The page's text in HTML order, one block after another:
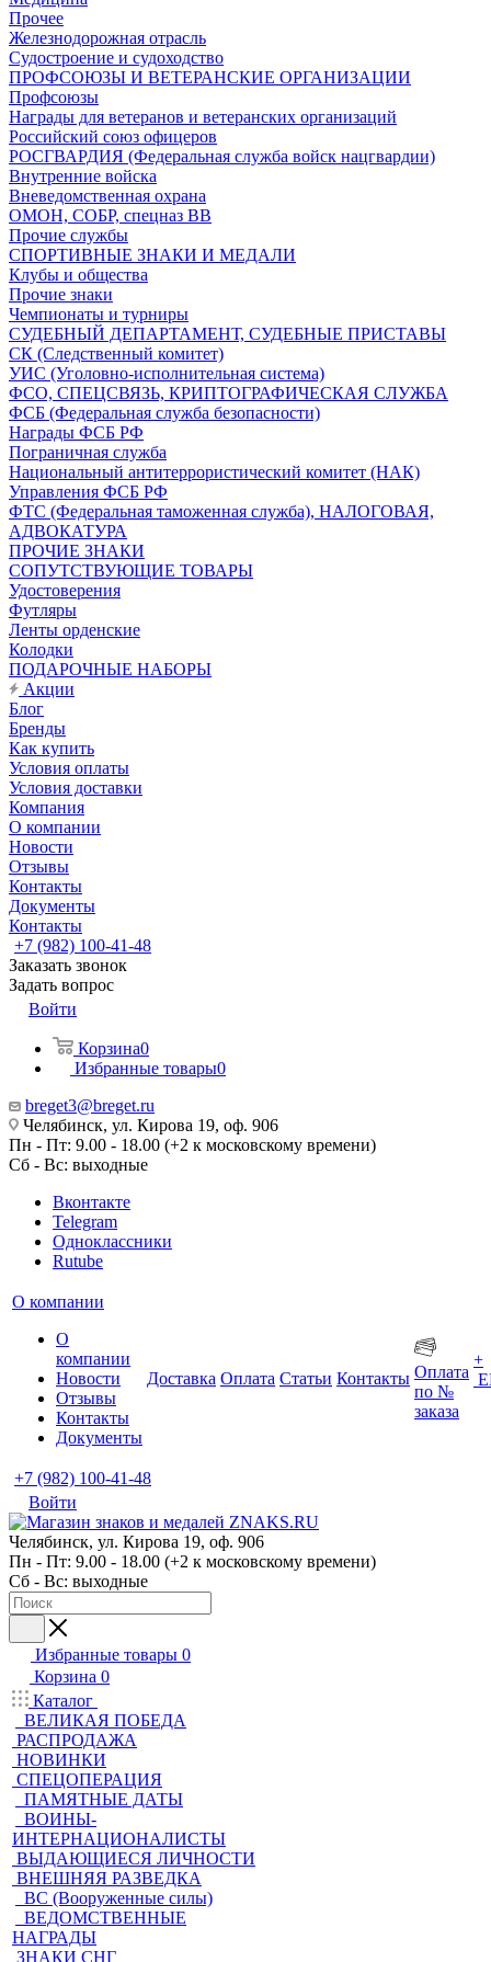
Прочее
Железнодорожная отрасль
Судостроение и судоходство
ПРОФСОЮЗЫ И ВЕТЕРАНСКИЕ ОРГАНИЗАЦИИ
Профсоюзы
Награды для ветеранов и ветеранских организаций
Российский союз офицеров
РОСГВАРДИЯ (Федеральная служба войск нацгвардии)
Внутренние войска
Вневедомственная охрана
ОМОН, СОБР, спецназ ВВ
Прочие службы
СПОРТИВНЫЕ ЗНАКИ И МЕДАЛИ
Клубы и общества
Прочие знаки
Чемпионаты и турниры
СУДЕБНЫЙ ДЕПАРТАМЕНТ, СУДЕБНЫЕ ПРИСТАВЫ
СК (Следственный комитет)
УИС (Уголовно-исполнительная система)
ФСО, СПЕЦСВЯЗЬ, КРИПТОГРАФИЧЕСКАЯ СЛУЖБА
ФСБ (Федеральная служба безопасности)
Награды ФСБ РФ
Пограничная служба
Национальный антитеррористический комитет (НАК)
Управления ФСБ РФ
ФТС (Федеральная таможенная служба), НАЛОГОВАЯ,
АДВОКАТУРА
ПРОЧИЕ ЗНАКИ
СОПУТСТВУЮЩИЕ ТОВАРЫ
Удостоверения
Футляры
Ленты орденские
Колодки
ПОДАРОЧНЫЕ НАБОРЫ
Акции
Блог
Бренды
Как купить
Условия оплаты
Условия доставки
Компания
О компании
Новости
Отзывы
Контакты
Документы
Контакты
+7 (982) 100-41-48
Заказать звонок
Задать вопрос
Войти
Корзина0
Избранные товары0
breget3@breget.ru
Челябинск, ул. Кирова 19, оф. 906
Пн - Пт: 9.00 - 18.00 (+2 к московскому времени)
Сб - Вс: выходные
Вконтакте
Telegram
Одноклассники
Rutube
О компании
О
компании
Новости
Отзывы
Контакты
Документы
Доставка Оплата Статьи Контакты Оплата
по №
заказа
+
+7 (982) 100-41-48
Войти
Челябинск, ул. Кирова 19, оф. 906
Пн - Пт: 9.00 - 18.00 (+2 к московскому времени)
Сб - Вс: выходные
Избранные товары 0
Корзина 0
Каталог
ВЕЛИКАЯ ПОБЕДА
РАСПРОДАЖА
НОВИНКИ
СПЕЦОПЕРАЦИЯ
ПАМЯТНЫЕ ДАТЫ
ВОИНЫ-
ИНТЕРНАЦИОНАЛИСТЫ
ВЫДАЮЩИЕСЯ ЛИЧНОСТИ
ВНЕШНЯЯ РАЗВЕДКА
ВС (Вооруженные силы)
ВЕДОМСТВЕННЫЕ
НАГРАДЫ
ЗНАКИ СНГ